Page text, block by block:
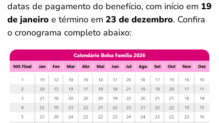
datas de pagamento do benefício, com início em 19
de janeiro e término em 23 de dezembro. Confira
o cronograma completo abaixo: